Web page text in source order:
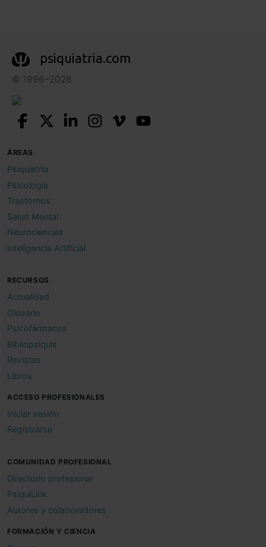
psiquiatria.com
© 1996–2026
ÁREAS
Psiquiatría
Psicología
Trastornos
Salud Mental
Neurociencias
Inteligencia Artificial
RECURSOS
Actualidad
Glosario
Psicofármacos
Bibliopsiquis
Revistas
Libros
ACCESO PROFESIONALES
Iniciar sesión
Registrarse
COMUNIDAD PROFESIONAL
Directorio profesional
PsiquiLink
Autores y colaboradores
FORMACIÓN Y CIENCIA